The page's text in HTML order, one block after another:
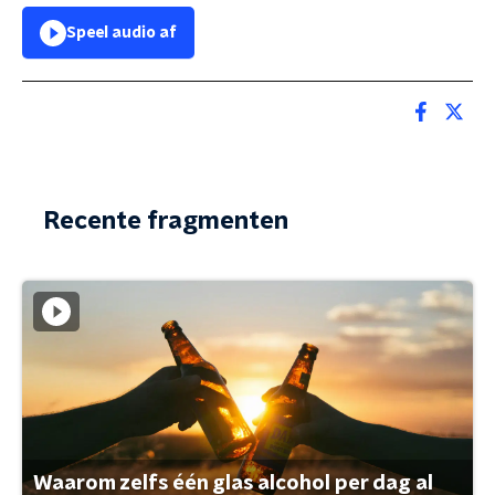
Speel audio af
Recente fragmenten
Waarom zelfs één glas alcohol per dag al